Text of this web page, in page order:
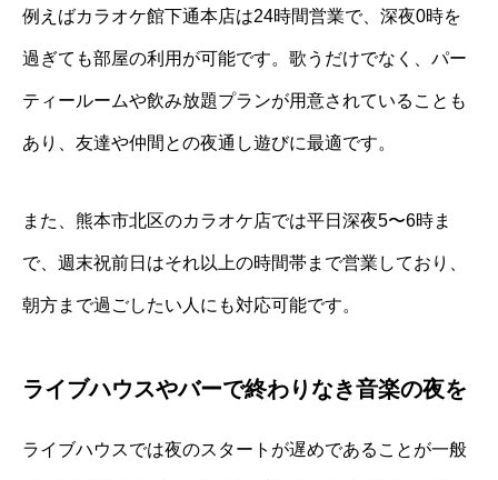
例えばカラオケ館下通本店は24時間営業で、深夜0時を
過ぎても部屋の利用が可能です。歌うだけでなく、パー
ティールームや飲み放題プランが用意されていることも
あり、友達や仲間との夜通し遊びに最適です。
また、熊本市北区のカラオケ店では平日深夜5〜6時ま
で、週末祝前日はそれ以上の時間帯まで営業しており、
朝方まで過ごしたい人にも対応可能です。
ライブハウスやバーで終わりなき音楽の夜を
ライブハウスでは夜のスタートが遅めであることが一般